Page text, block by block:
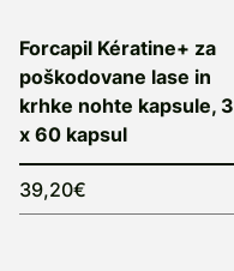
Forcapil Kératine+ za
poškodovane lase in
krhke nohte kapsule, 3
x 60 kapsul
39,20€